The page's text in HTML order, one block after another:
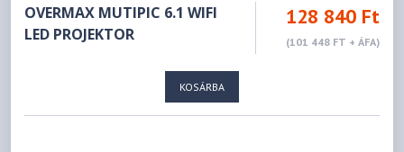
OVERMAX MUTIPIC 6.1 WIFI
LED PROJEKTOR
128 840 Ft
(101 448 FT + ÁFA)
KOSÁRBA